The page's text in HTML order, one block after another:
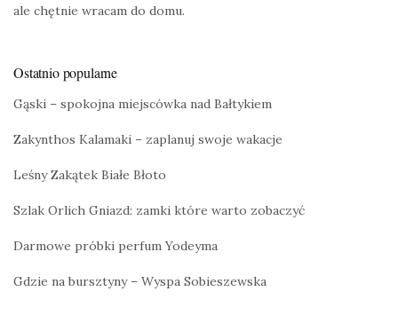
ale chętnie wracam do domu.
Ostatnio popularne
Gąski – spokojna miejscówka nad Bałtykiem
Zakynthos Kalamaki – zaplanuj swoje wakacje
Leśny Zakątek Białe Błoto
Szlak Orlich Gniazd: zamki które warto zobaczyć
Darmowe próbki perfum Yodeyma
Gdzie na bursztyny – Wyspa Sobieszewska